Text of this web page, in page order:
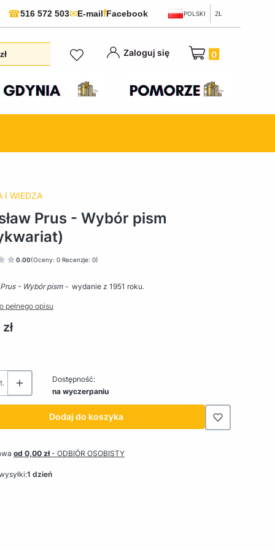
☎516 572 503✉E-mailfFacebook POLSKI ZŁ
Zaloguj się Produkty w
I WIEDZA
Prus - Wybór pism
0.00(Oceny: 0 Recenzje: 0)
- Wybór pism - wydanie z 1951 roku.
pełnego opisu
Dostępność:
na wyczerpaniu
Dodaj do koszyka
od 0,00 zł- ODBIÓR OSOBISTY
1 dzień